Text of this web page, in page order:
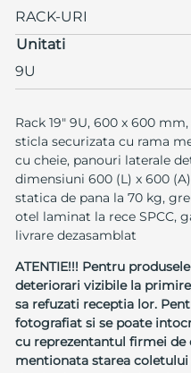
RACK-URI
Unitati
9U
Rack 19" 9U, 600 x 600
sticla securizata cu rama
cu cheie, panouri laterale
dimensiuni 600 (L) x 600
statica de pana la 70 kg,
otel laminat la rece SPCC,
livrare dezasamblat
ATENTIE!!! Pentru
deteriorari vizibile la
sa refuzati receptia lor.
fotografiat si se poate
cu reprezentantul firmei de
mentionata starea